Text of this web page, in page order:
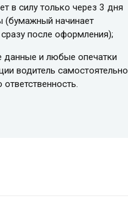
в силу только через 3 дня
(бумажный начинает
после оформления);
данные и любые опечатки
водитель самостоятельно